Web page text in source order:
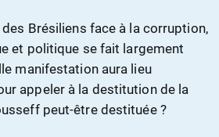
Brésiliens face à la corruption,
et politique se fait largement
manifestation aura lieu
appeler à la destitution de la
peut-être destituée ?